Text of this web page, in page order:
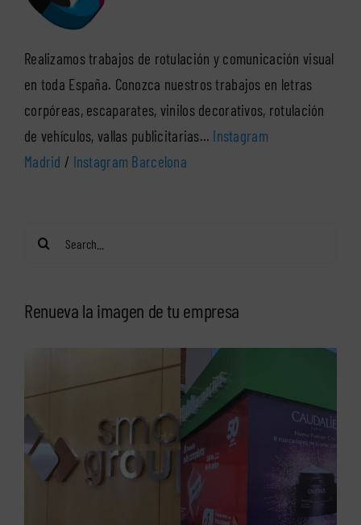
Realizamos trabajos de rotulación y comunicación visual
en toda España. Conozca nuestros trabajos en letras
corpóreas, escaparates, vinilos decorativos, rotulación
de vehículos, vallas publicitarias… Instagram
Madrid / Instagram Barcelona
Search
Renueva la imagen de tu empresa